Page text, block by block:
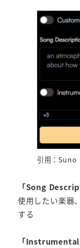
引用：Suno
「Song
使用したい楽器
する
「Instrumental